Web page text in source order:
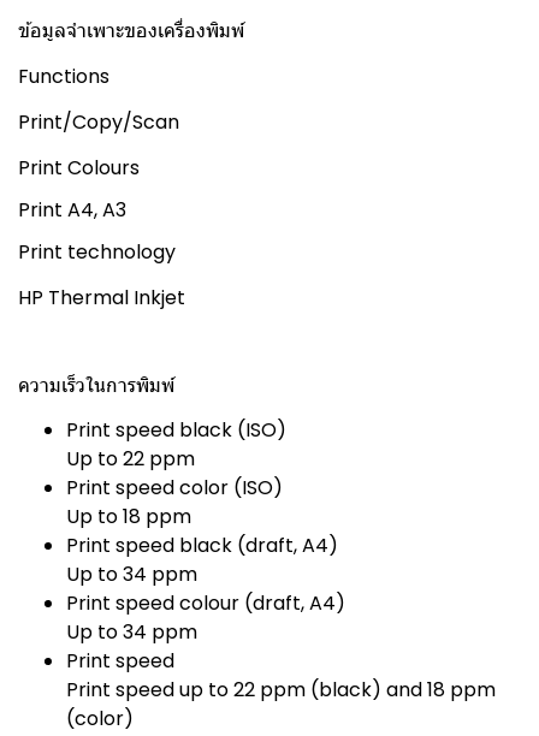
ข้อมูลจำเพาะของเครื่องพิมพ์
Functions
Print/Copy/Scan
Print Colours
Print A4, A3
Print technology
HP Thermal Inkjet
ความเร็วในการพิมพ์
Print speed black (ISO)
Up to 22 ppm
Print speed color (ISO)
Up to 18 ppm
Print speed black (draft, A4)
Up to 34 ppm
Print speed colour (draft, A4)
Up to 34 ppm
Print speed
Print speed up to 22 ppm (black) and 18 ppm
(color)